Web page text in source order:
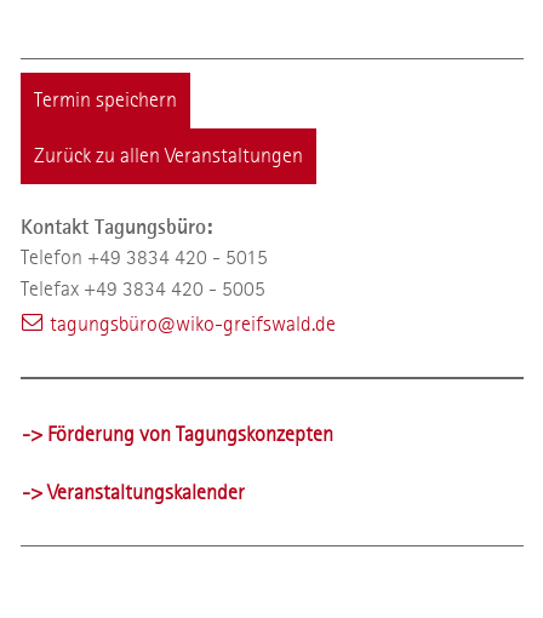
Termin speichern
Zurück zu allen Veranstaltungen
Kontakt Tagungsbüro:
Telefon +49 3834 420 - 5015
Telefax +49 3834 420 - 5005
tagungsbüro@wiko-greifswald.de
-> Förderung von Tagungskonzepten
-> Veranstaltungskalender